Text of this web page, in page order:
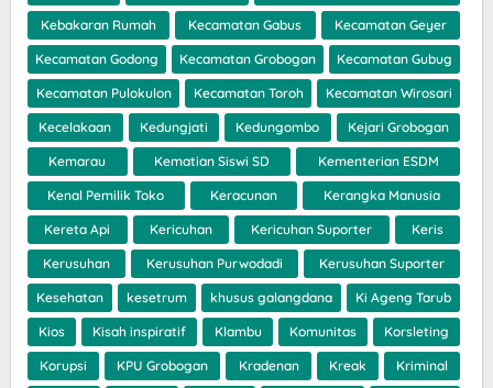
Kebakaran Rumah Kecamatan Gabus Kecamatan Geyer
Kecamatan Godong Kecamatan Grobogan Kecamatan Gubug
Kecamatan Pulokulon Kecamatan Toroh Kecamatan Wirosari
Kecelakaan Kedungjati Kedungombo Kejari Grobogan
Kemarau Kematian Siswi SD Kementerian ESDM
Kenal Pemilik Toko Keracunan Kerangka Manusia
Kereta Api Kericuhan Kericuhan Suporter Keris
Kerusuhan Kerusuhan Purwodadi Kerusuhan Suporter
Kesehatan kesetrum khusus galangdana Ki Ageng Tarub
Kios Kisah inspiratif Klambu Komunitas Korsleting
Korupsi KPU Grobogan Kradenan Kreak Kriminal